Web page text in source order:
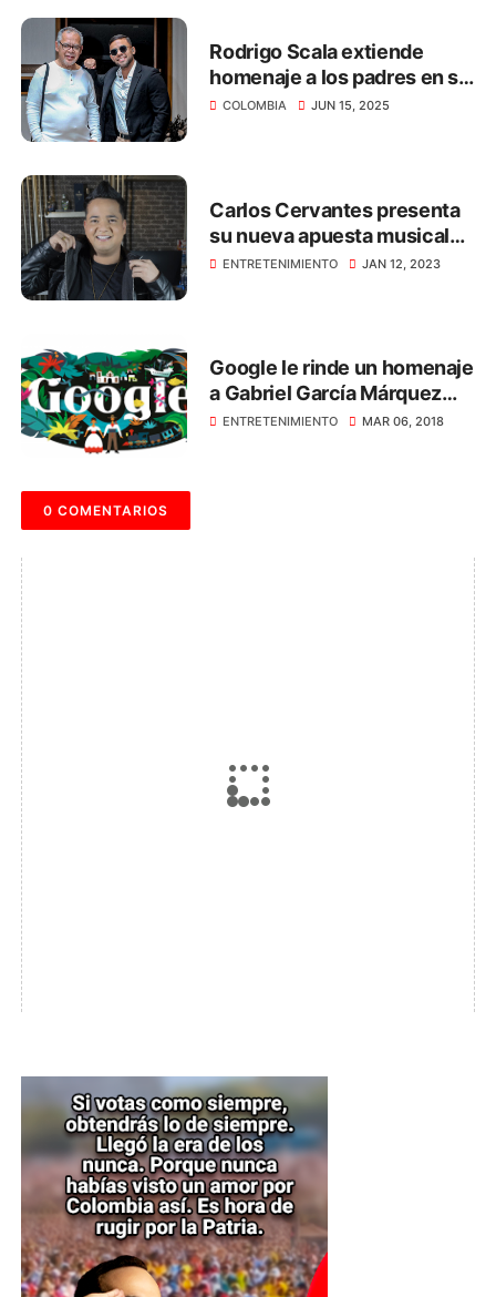
Rodrigo Scala extiende
homenaje a los padres en su
díaCOLOMBIA JUN 15, 2025
Carlos Cervantes presenta
su nueva apuesta musical
titulada ‘El Tenampa’
ENTRETENIMIENTO JAN 12, 2023
Google le rinde un homenaje
a Gabriel García Márquez
con este 'doodle'
ENTRETENIMIENTO MAR 06, 2018
0 COMENTARIOS